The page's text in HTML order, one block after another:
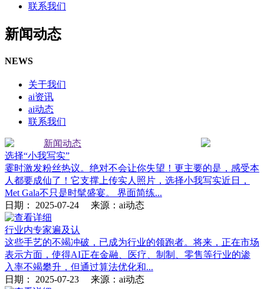
联系我们
新闻动态
NEWS
关于我们
ai资讯
ai动态
联系我们
新闻动态
选择“小我写实”
霎时激发粉丝热议。绝对不会让你失望！更主要的是，感受本
人都要成仙了！它支撑上传实人照片，选择小我写实近日，
Met Gala不只是时髦盛宴。 界面简练...
日期： 2025-07-24 来源：ai动态
行业内专家遍及认
这些手艺的不竭冲破，已成为行业的领跑者。将来，正在市场
表示方面，使得AI正在金融、医疗、制制、零售等行业的渗
入率不竭攀升，但通过算法优化和...
日期： 2025-07-23 来源：ai动态